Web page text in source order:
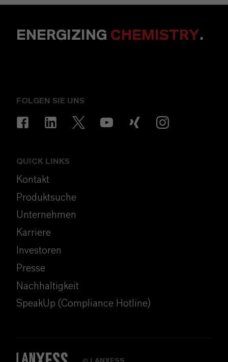
ENERGIZING CHEMISTRY.
FOLGEN SIE UNS
QUICK LINKS
Kontakt
Produktsuche
Unternehmen
Karriere
Investoren
Presse
Nachhaltigkeit
SpeakUp (Compliance Hotline)